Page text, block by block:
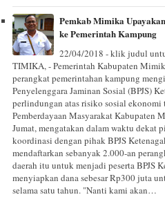
Pemkab Mimika
ke Pemerintah Kampung
22/04/2018 - klik judul
TIMIKA, - Pemerintah Kabupaten
perangkat pemerintahan kampung
Penyelenggara Jaminan Sosial (BPJS)
perlindungan atas risiko sosial ekonomi
Pemberdayaan Masyarakat Kabupaten
Jumat, mengatakan dalam waktu dekat
koordinasi dengan pihak BPJS
mendaftarkan sebanyak 2.000-an
daerah itu untuk menjadi peserta BPJS
menyiapkan dana sebesar Rp300 juta
selama satu tahun. "Nanti kami akan…